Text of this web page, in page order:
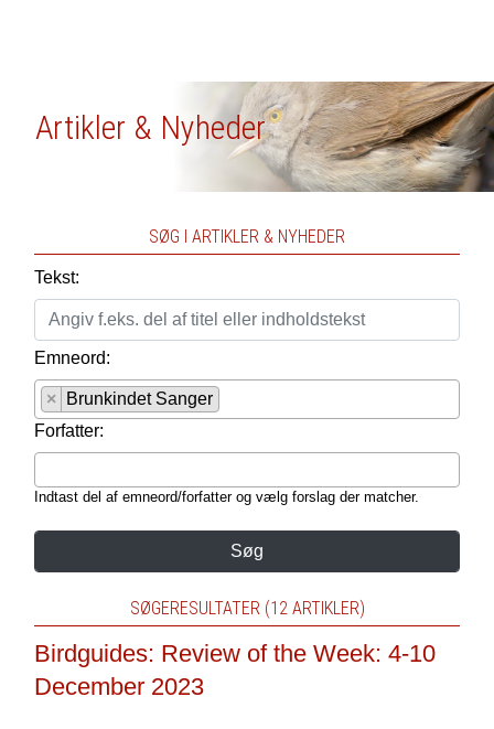
Artikler & Nyheder
SØG I ARTIKLER & NYHEDER
Tekst:
Emneord:
×
Brunkindet Sanger
Forfatter:
Indtast del af emneord/forfatter og vælg forslag der matcher.
Søg
SØGERESULTATER (12 ARTIKLER)
Birdguides: Review of the Week: 4-10
December 2023